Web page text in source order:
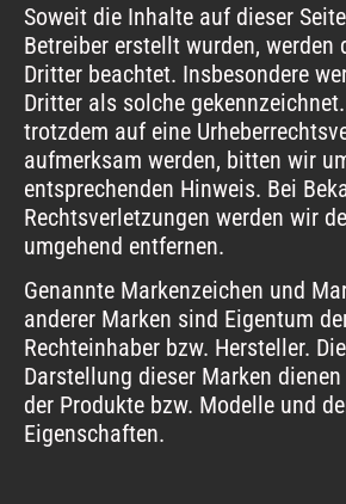
Soweit die Inhalte auf dieser
Betreiber erstellt wurden, werden
Dritter beachtet. Insbesondere
Dritter als solche
trotzdem auf eine
aufmerksam werden, bitten wir
entsprechenden Hinweis. Bei
Rechtsverletzungen werden wir
umgehend entfernen.
Genannte Markenzeichen und
anderer Marken sind Eigentum
Rechteinhaber bzw. Hersteller.
Darstellung dieser Marken
der Produkte bzw. Modelle und
Eigenschaften.